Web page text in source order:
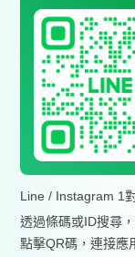
Line / Instagram 1
透過條碼或ID搜尋
點擊QR碼，連接應